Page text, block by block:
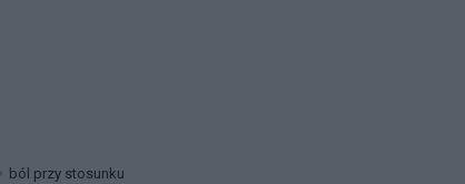
ból przy stosunku